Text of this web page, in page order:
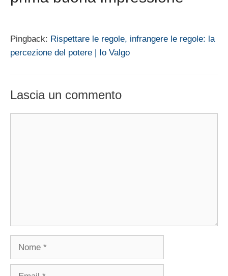
Pingback: Rispettare le regole, infrangere le regole: la
percezione del potere | Io Valgo
Lascia un commento
Nome
Email